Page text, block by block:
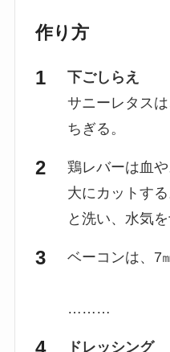
作り方
下ごしらえ
サニーレタス
ちぎる。
鶏レバーは血
大にカットす
と洗い、水気を
ベーコンは、7
………
ドレッシング